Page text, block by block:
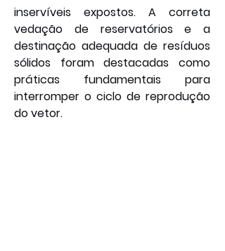
inservíveis expostos. A correta
vedação de reservatórios e a
destinação adequada de resíduos
sólidos foram destacadas como
práticas fundamentais para
interromper o ciclo de reprodução
do vetor.